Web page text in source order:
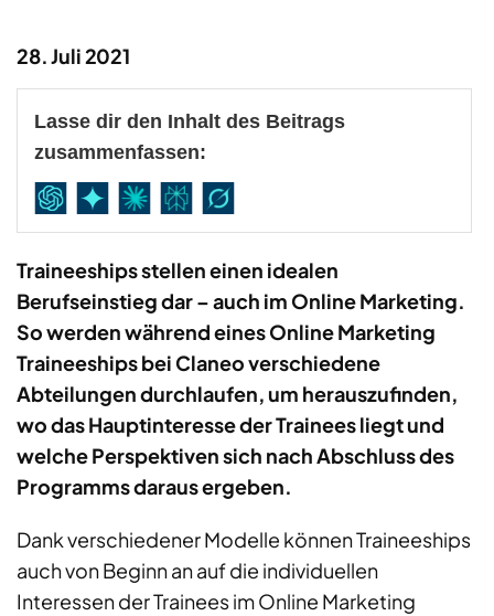
28. Juli 2021
Lasse dir den Inhalt des Beitrags
zusammenfassen:
Traineeships stellen einen idealen
Berufseinstieg dar – auch im Online Marketing.
So werden während eines Online Marketing
Traineeships bei Claneo verschiedene
Abteilungen durchlaufen, um herauszufinden,
wo das Hauptinteresse der Trainees liegt und
welche Perspektiven sich nach Abschluss des
Programms daraus ergeben.
Dank verschiedener Modelle können Traineeships
auch von Beginn an auf die individuellen
Interessen der Trainees im Online Marketing